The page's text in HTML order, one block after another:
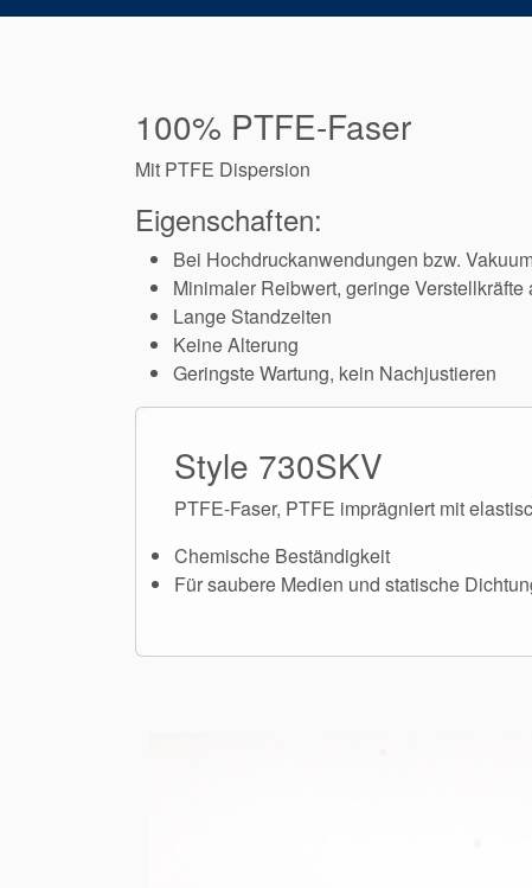
100% PTFE-Faser
Mit PTFE Dispersion
Eigenschaften:
Bei Hochdruckanwendungen bzw.
Minimaler Reibwert, geringe Verstellkräfte
Lange Standzeiten
Keine Alterung
Geringste Wartung, kein Nachjustieren
Style 730SKV
PTFE-Faser, PTFE imprägniert mit
Chemische Beständigkeit
Für saubere Medien und statische